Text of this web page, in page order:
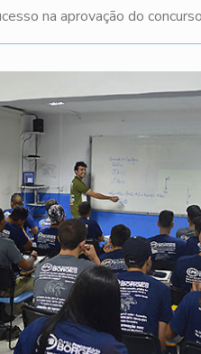
na aprovação do